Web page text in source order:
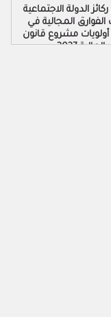
الدولة الاجتماعية
الفوارق المجالية في
مشروع قانون
المالية 2027